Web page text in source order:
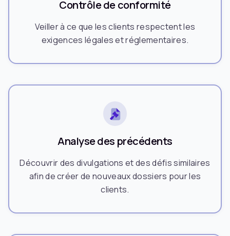
Contrôle de conformité
Veiller à ce que les clients respectent les
exigences légales et réglementaires.
Analyse des précédents
Découvrir des divulgations et des défis similaires
afin de créer de nouveaux dossiers pour les
clients.